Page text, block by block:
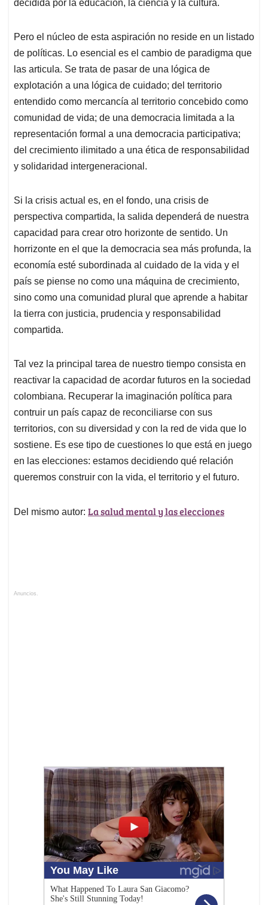
decidida por la educación, la ciencia y la cultura.
Pero el núcleo de esta aspiración no reside en un listado
de políticas. Lo esencial es el cambio de paradigma que
las articula. Se trata de pasar de una lógica de
explotación a una lógica de cuidado; del territorio
entendido como mercancía al territorio concebido como
comunidad de vida; de una democracia limitada a la
representación formal a una democracia participativa;
del crecimiento ilimitado a una ética de responsabilidad
y solidaridad intergeneracional.
Si la crisis actual es, en el fondo, una crisis de
perspectiva compartida, la salida dependerá de nuestra
capacidad para crear otro horizonte de sentido. Un
horrizonte en el que la democracia sea más profunda, la
economía esté subordinada al cuidado de la vida y el
país se piense no como una máquina de crecimiento,
sino como una comunidad plural que aprende a habitar
la tierra con justicia, prudencia y responsabilidad
compartida.
Tal vez la principal tarea de nuestro tiempo consista en
reactivar la capacidad de acordar futuros en la sociedad
colombiana. Recuperar la imaginación política para
contruir un país capaz de reconciliarse con sus
territorios, con su diversidad y con la red de vida que lo
sostiene. Es ese tipo de cuestiones lo que está en juego
en las elecciones: estamos decidiendo qué relación
queremos construir con la vida, el territorio y el futuro.
Del mismo autor: La salud mental y las elecciones
Anuncios.